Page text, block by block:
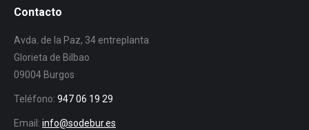
Contacto
Avda. de la Paz, 34 entreplanta
Glorieta de Bilbao
09004 Burgos
Teléfono: 947 06 19 29
Email: info@sodebur.es